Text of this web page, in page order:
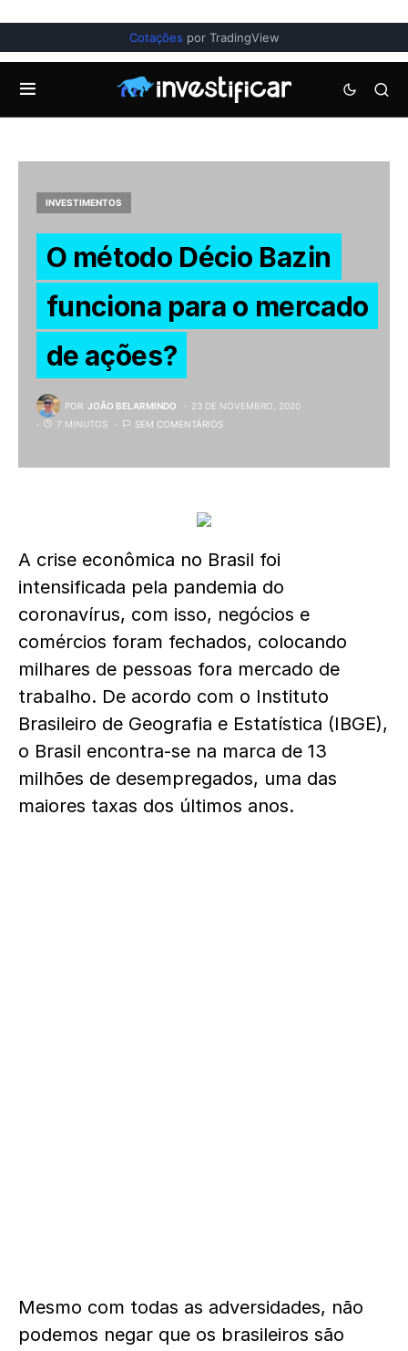
Cotações por TradingView
INVESTIMENTOS
O método Décio Bazin
funciona para o mercado
de ações?
POR JOÃO BELARMINDO
23 DE NOVEMBRO, 2020
7 MINUTOS
SEM COMENTÁRIOS
A crise econômica no Brasil foi
intensificada pela pandemia do
coronavírus, com isso, negócios e
comércios foram fechados, colocando
milhares de pessoas fora mercado de
trabalho. De acordo com o Instituto
Brasileiro de Geografia e Estatística (IBGE),
o Brasil encontra-se na marca de 13
milhões de desempregados, uma das
maiores taxas dos últimos anos.
Mesmo com todas as adversidades, não
podemos negar que os brasileiros são